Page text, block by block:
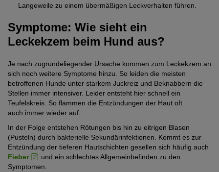
Langeweile zu einem übermäßigen Leckverhalten führen.
Symptome: Wie sieht ein
Leckekzem beim Hund aus?
Je nach zugrundeliegender Ursache kommen zum Leckekzem an
sich noch weitere Symptome hinzu. So leiden die meisten
betroffenen Hunde unter starkem Juckreiz und Beknabbern die
Stellen immer intensiver. Leider entsteht hier schnell ein
Teufelskreis. So flammen die Entzündungen der Haut oft
auch immer wieder auf.
In der Folge entstehen Rötungen bis hin zu eitrigen Blasen
(Pusteln) durch bakterielle Sekundärinfektionen. Kommt es zur
Entzündung der tieferen Hautschichten gesellen sich häufig auch
Fieber
und ein schlechtes Allgemeinbefinden zu den
Symptomen.